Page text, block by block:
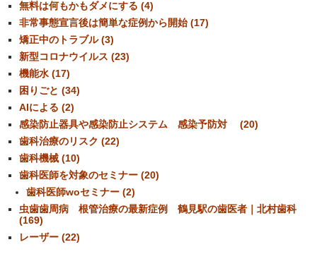
無料は何もかもダメにする (4)
非常事態宣言後は簡単な症例から開始 (17)
矯正中のトラブル (3)
新型コロナウイルス (23)
機能水 (17)
困りごと (34)
AIによる (2)
感染防止器具や感染防止システム 感染予防対 (20)
歯科治療のリスク (22)
歯科機械 (10)
歯科医師を対象のセミナー (20)
歯科医師woセミナー (2)
虫歯歯周病 根管治療の最新症例 鶴見駅の歯医者｜北村歯科
(169)
レーザー (22)